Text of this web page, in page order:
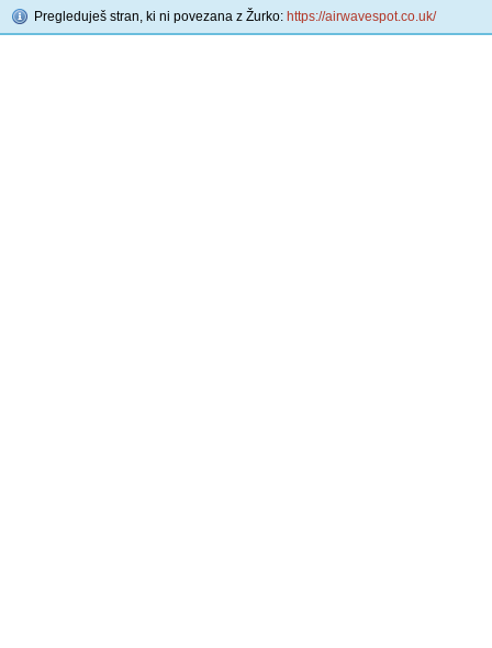
Pregleduješ stran, ki ni povezana z Žurko: https://airwavespot.co.uk/